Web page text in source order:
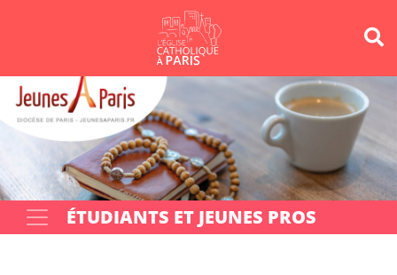
Votre recherche OK
ÉTUDIANTS ET JEUNES PROS
Panneau de gestion des cookies